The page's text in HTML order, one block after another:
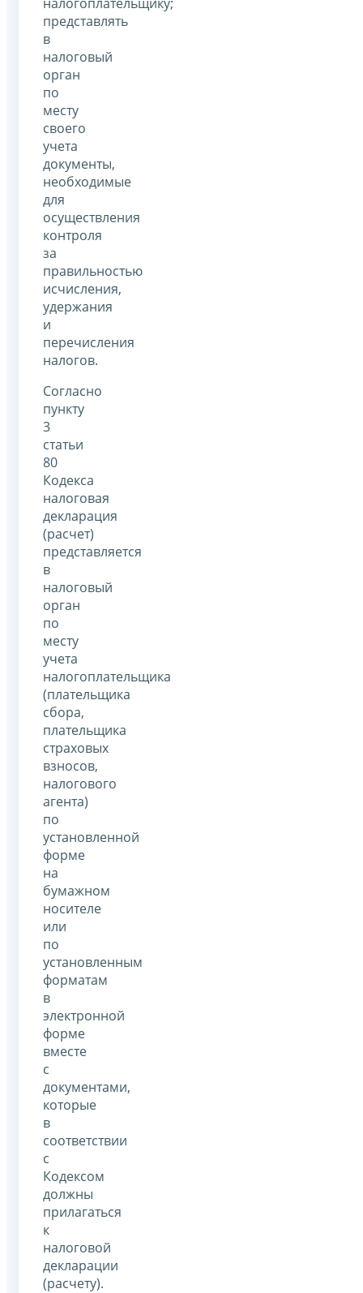
представлять
в
налоговый
орган
по
месту
своего
учета
документы,
необходимые
для
осуществления
контроля
за
правильностью
исчисления,
удержания
и
перечисления
налогов.
Согласно
пункту
3
статьи
80
Кодекса
налоговая
декларация
(расчет)
представляется
в
налоговый
орган
по
месту
учета
налогоплательщика
(плательщика
сбора,
плательщика
страховых
взносов,
налогового
агента)
по
установленной
форме
на
бумажном
носителе
или
по
установленным
форматам
в
электронной
форме
вместе
с
документами,
которые
в
соответствии
с
Кодексом
должны
прилагаться
к
налоговой
декларации
(расчету).